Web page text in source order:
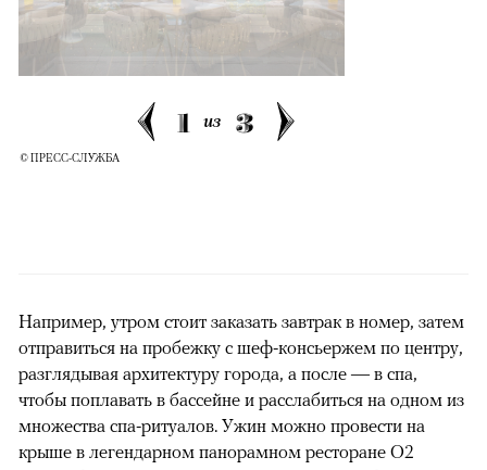
1 из 3
© ПРЕСС-СЛУЖБА
Например, утром стоит заказать завтрак в номер, затем
отправиться на пробежку с шеф-консьержем по центру,
разглядывая архитектуру города, а после — в спа,
чтобы поплавать в бассейне и расслабиться на одном из
множества спа-ритуалов. Ужин можно провести на
крыше в легендарном панорамном ресторане O2